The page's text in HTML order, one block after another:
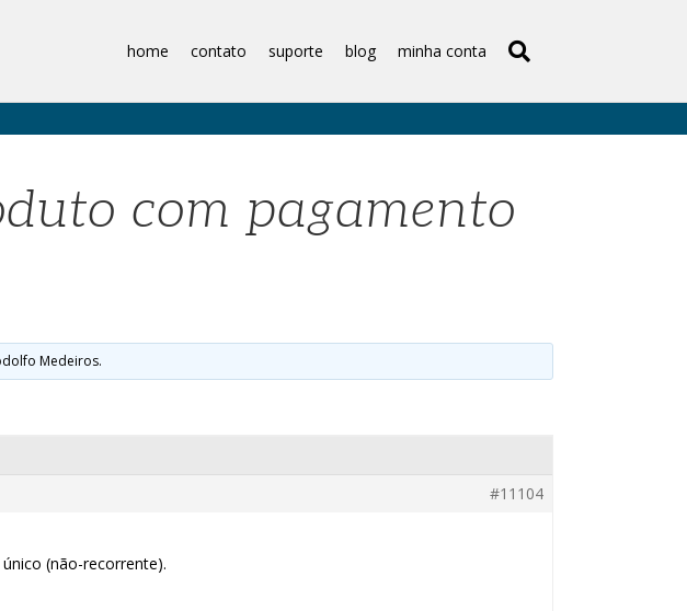
home contato suporte blog minha conta
com pagamento
Medeiros.
#11104
(não-recorrente).